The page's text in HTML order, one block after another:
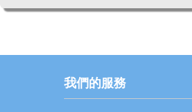
我們的服務